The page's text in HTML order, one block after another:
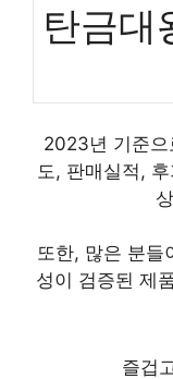
탄금대
2023년 기준으
도, 판매실적,
또한, 많은 분들
성이 검증된 제
즐겁